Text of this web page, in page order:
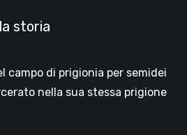
storia
campo di prigionia per semidei
nella sua stessa prigione